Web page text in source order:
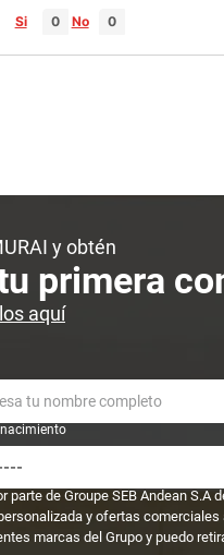
Si No
y obtén
primera
aquí
de Groupe SEB Andean S.A
y ofertas comerciales
marcas del Grupo y puedo